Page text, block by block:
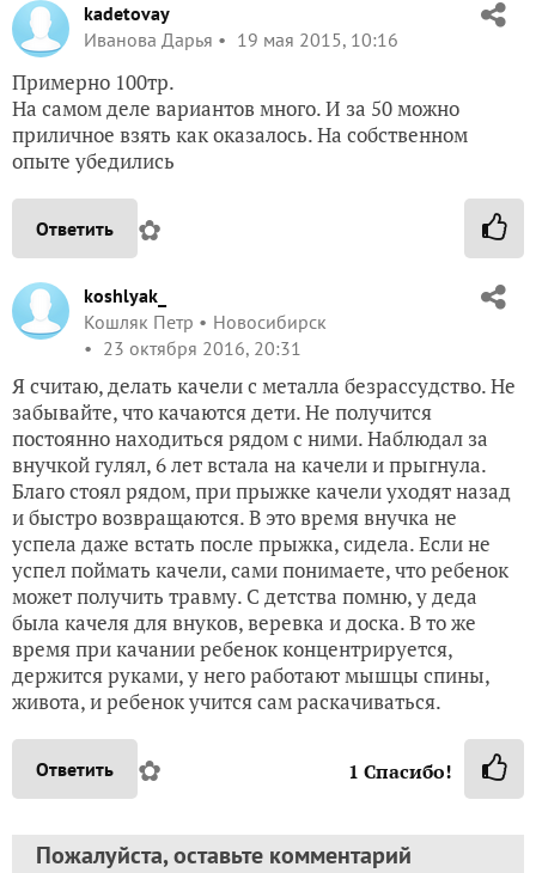
kadetovay
Иванова Дарья
19 мая 2015, 10:16
Примерно 100тр.
На самом деле вариантов много. И за 50 можно
приличное взять как оказалось. На собственном
опыте убедились
Ответить ✿
koshlyak_
Кошляк Петр
Новосибирск
23 октября 2016, 20:31
Я считаю, делать качели с металла безрассудство. Не
забывайте, что качаются дети. Не получится
постоянно находиться рядом с ними. Наблюдал за
внучкой гулял, 6 лет встала на качели и прыгнула.
Благо стоял рядом, при прыжке качели уходят назад
и быстро возвращаются. В это время внучка не
успела даже встать после прыжка, сидела. Если не
успел поймать качели, сами понимаете, что ребенок
может получить травму. С детства помню, у деда
была качеля для внуков, веревка и доска. В то же
время при качании ребенок концентрируется,
держится руками, у него работают мышцы спины,
живота, и ребенок учится сам раскачиваться.
Ответить ✿ 1 Спасибо!
Пожалуйста, оставьте комментарий